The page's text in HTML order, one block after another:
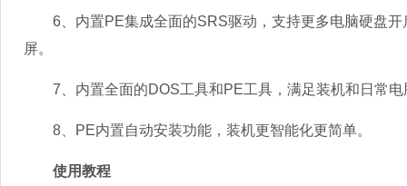
6、内置PE集成全面的SRS驱动，支持更多电脑硬盘开
屏。
7、内置全面的DOS工具和PE工具，满足装机和日常电
8、PE内置自动安装功能，装机更智能化更简单。
使用教程